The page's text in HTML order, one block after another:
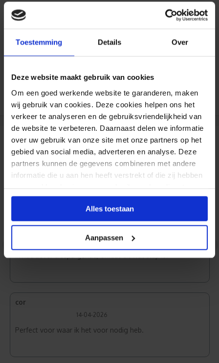
Toestemming Details Over
Deze website maakt gebruik van cookies
Om een goed werkende website te garanderen, maken
wij gebruik van cookies. Deze cookies helpen ons het
verkeer te analyseren en de gebruiksvriendelijkheid van
de website te verbeteren. Daarnaast delen we informatie
over uw gebruik van onze site met onze partners op het
gebied van social media, adverteren en analyse. Deze
partners kunnen de gegevens combineren met andere
informatie die u aan hen heeft verstrekt of die zij hebben
Alles toestaan
Aanpassen
Al 35 jaar ervaring!
Duizenden klanten raden jou aan bij ons te
bestellen (lees de onafhankelijke reviews)
Reviews
Paneel (3 mm PVC)
marion
16-04-2026
cor
14-04-2026
Perfect voor waar ik het voor nodig heb.